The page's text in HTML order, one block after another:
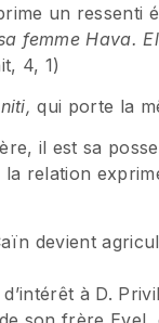
un ressenti
femme Hava.
4, 1)
qui porte la
il est sa
la relation
devient
à D.